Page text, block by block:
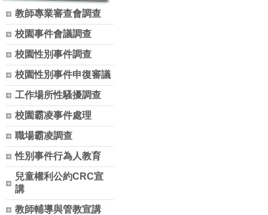
教師專業審查會調查
校園事件會議調查
校園性別事件調查
校園性別事件申復審議
工作場所性騷擾調查
校園霸凌事件處理
職場霸凌調查
性別事件行為人教育
兒童權利公約CRC宣
講
教師輔導與管教宣講